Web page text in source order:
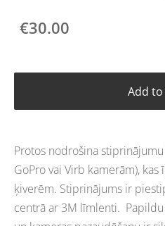
€30.00
Add
Protos nodrošina
GoPro vai Virb kamerām),
ķiverēm. Stiprinājums ir
centrā ar 3M līmlenti.